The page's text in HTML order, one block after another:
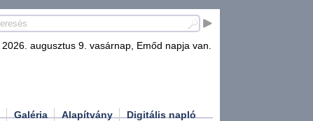
2026. augusztus 9. vasárnap, Emőd napja van.
Galéria Alapítvány Digitális napló